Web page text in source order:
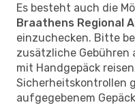
Es besteht auch die
Braathens Regional
einzuchecken. Bitte
zusätzliche Gebühren
mit Handgepäck
Sicherheitskontrollen
aufgegebenem